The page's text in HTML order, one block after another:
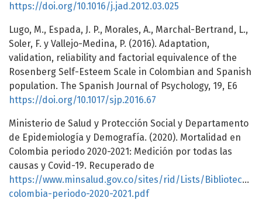
https://doi.org/10.1016/j.jad.2012.03.025
Lugo, M., Espada, J. P., Morales, A., Marchal-Bertrand, L.,
Soler, F. y Vallejo-Medina, P. (2016). Adaptation,
validation, reliability and factorial equivalence of the
Rosenberg Self-Esteem Scale in Colombian and Spanish
population. The Spanish Journal of Psychology, 19, E6
https://doi.org/10.1017/sjp.2016.67
Ministerio de Salud y Protección Social y Departamento
de Epidemiología y Demografía. (2020). Mortalidad en
Colombia periodo 2020-2021: Medición por todas las
causas y Covid-19. Recuperado de
https://www.minsalud.gov.co/sites/rid/Lists/
colombia-periodo-2020-2021.pdf